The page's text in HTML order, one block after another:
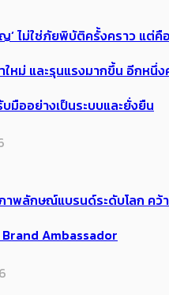
ญ’ ไม่ใช่ภัยพิบัติครั้งคราว แต่คื
หม่ และรุนแรงมากขึ้น อีกหนึ่
มืออย่างเป็นระบบและยั่งยืน
าพลักษณ์แบรนด์ระดับโลก คว้า
Ambassador